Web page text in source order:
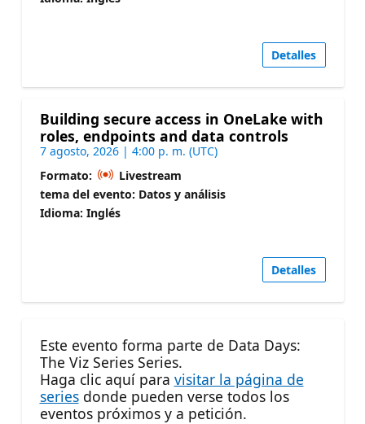
Detalles
Building secure access in OneLake with
roles, endpoints and data controls
7 agosto, 2026 | 4:00 p. m. (UTC)
Formato:
Livestream
tema del evento: Datos y análisis
Idioma: Inglés
Detalles
Este evento forma parte de Data Days:
The Viz Series Series.
Haga clic aquí para visitar la página de
seriesdonde pueden verse todos los
eventos próximos y a petición.